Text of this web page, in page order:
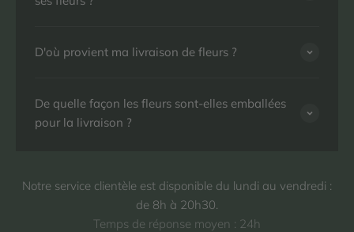
D'où provient ma livraison de fleurs ?
De quelle façon les fleurs sont-elles emballées
pour la livraison ?
Notre service clientèle est disponible du lundi au vendredi :
de 8h à 20h30.
Temps de réponse moyen : 24h